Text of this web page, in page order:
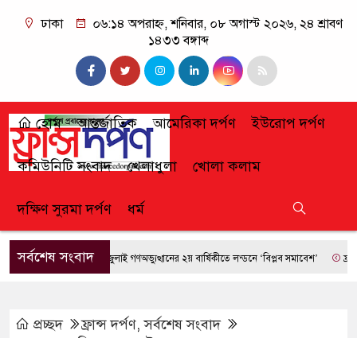
ঢাকা
০৬:১৪ অপরাহ্ন, শনিবার, ০৮ অগাস্ট ২০২৬, ২৪ শ্রাবণ
১৪৩৩ বঙ্গাব্দ
হোম আন্তর্জাতিক আমেরিকা দর্পণ ইউরোপ দর্পণ
কমিউনিটি সংবাদ খেলাধুলা খোলা কলাম
দক্ষিণ সুরমা দর্পণ ধর্ম
সর্বশেষ সংবাদজুলাই গণঅভ্যুত্থানের ২য় বার্ষিকীতে লন্ডনে ‘বিপ্লব সমাবেশ’ ফ্রান্সে
প্রচ্ছদ ফ্রান্স দর্পণ,সর্বশেষ সংবাদ